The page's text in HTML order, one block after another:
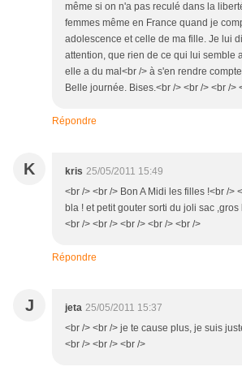
même si on n'a pas reculé dans la
femmes même en France quand je
adolescence et celle de ma fille. Je lui
attention, que rien de ce qui lui semble
elle a du mal<br /> à s'en rendre
Belle journée. Bises.<br /> <br /> <br />
Répondre
K kris 25/05/2011 15:49
<br /> <br /> Bon A Midi les filles !<br /
bla ! et petit gouter sorti du joli sac
<br /> <br /> <br /> <br /> <br />
Répondre
J jeta 25/05/2011 15:37
<br /> <br /> je te cause plus, je suis
<br /> <br /> <br />